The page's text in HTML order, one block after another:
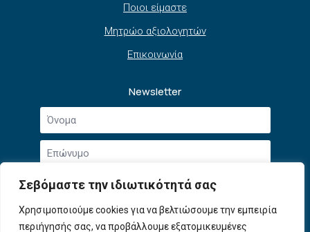
Σεβόμαστε την ιδιωτικότητά σας
Χρησιμοποιούμε cookies για να βελτιώσουμε την εμπειρία
περιήγησής σας, να προβάλλουμε εξατομικευμένες
Ποιοι είμαστε
Μητρώο αξιολογητών
Επικοινωνία
Newsletter
Όνομα
Επώνυμο
Email
*
Αποδοχή
όρων
Συμφωνώ με την Πολιτική Απορρήτουκαι τους
Όρους Χρήσης.